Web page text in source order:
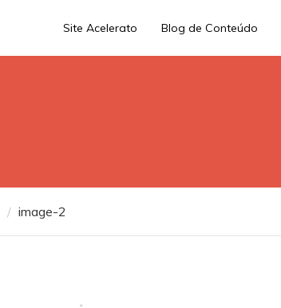
Site Acelerato Blog de Conteúdo
image-2